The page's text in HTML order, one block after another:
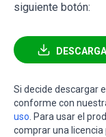
siguiente botón:
Si decide descargar
conforme con
uso . Para usar el
comprar una licencia